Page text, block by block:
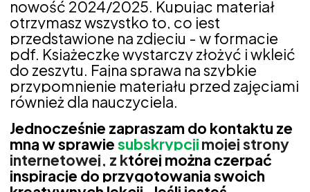
nowość 2024/2025. Kupując materiał
otrzymasz wszystko to, co jest
przedstawione na zdjęciu - w formacie
pdf. Książeczkę wystarczy złożyć i wkleić
do zeszytu. Fajna sprawa na szybkie
przypomnienie materiału przed zajęciami
również dla nauczyciela.
Jednocześnie zapraszam do kontaktu ze
mną w sprawiesubskrypcjimojej strony
internetowej, z której można czerpać
inspiracje do przygotowania swoich